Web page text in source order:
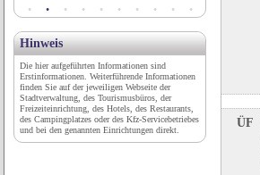
ÜF
Hinweis
Die hier aufgeführten Informationen sind
Erstinformationen. Weiterführende Informationen
finden Sie auf der jeweiligen Webseite der
Stadtverwaltung, des Tourismusbüros, der
Freizeiteinrichtung, des Hotels, des Restaurants,
des Campingplatzes oder des Kfz-Servicebetriebes
und bei den genannten Einrichtungen direkt.